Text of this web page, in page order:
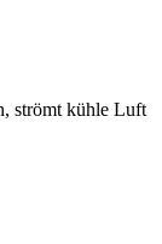
strömt kühle Luft